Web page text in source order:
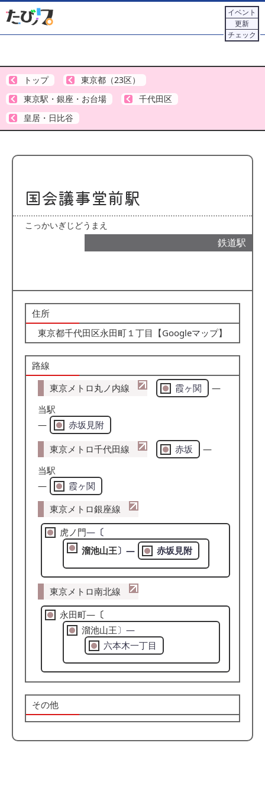
イベント
更新
チェック
トップ
東京都（23区）
東京駅・銀座・お台場
千代田区
皇居・日比谷
国会議事堂前駅
こっかいぎじどうまえ
鉄道駅
住所
東京都千代田区永田町１丁目【Googleマップ】
路線
東京メトロ丸ノ内線
霞ヶ関
―
当駅
―
赤坂見附
東京メトロ千代田線 赤坂
―
当駅
―
霞ヶ関
東京メトロ銀座線
虎ノ門― 〔
溜池山王〕― 赤坂見附
東京メトロ南北線
永田町― 〔
溜池山王〕―
六本木一丁目
その他